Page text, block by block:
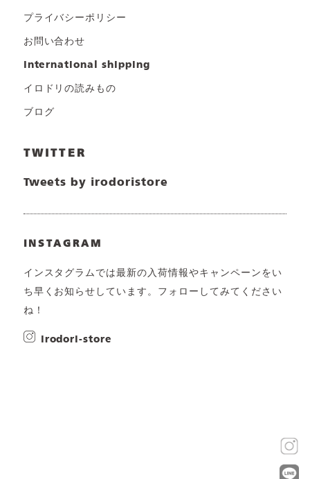
プライバシーポリシー
お問い合わせ
international shipping
イロドリの読みもの
ブログ
TWITTER
Tweets by irodoristore
INSTAGRAM
インスタグラムでは最新の入荷情報やキャンペーンをい
ち早くお知らせしています。フォローしてみてください
ね！
irodori-store